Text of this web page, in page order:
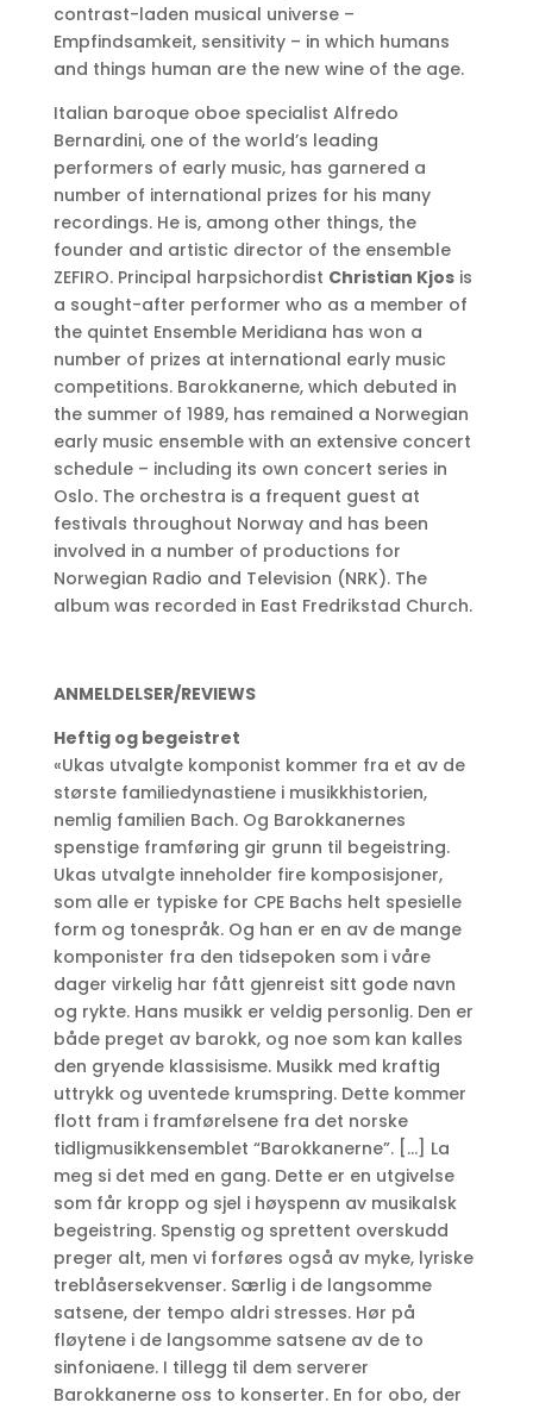
contrast-laden musical universe –
Empfindsamkeit, sensitivity – in which humans
and things human are the new wine of the age.
Italian baroque oboe specialist Alfredo
Bernardini, one of the world’s leading
performers of early music, has garnered a
number of international prizes for his many
recordings. He is, among other things, the
founder and artistic director of the ensemble
ZEFIRO. Principal harpsichordist Christian Kjosis
a sought-after performer who as a member of
the quintet Ensemble Meridiana has won a
number of prizes at international early music
competitions. Barokkanerne, which debuted in
the summer of 1989, has remained a Norwegian
early music ensemble with an extensive concert
schedule – including its own concert series in
Oslo. The orchestra is a frequent guest at
festivals throughout Norway and has been
involved in a number of productions for
Norwegian Radio and Television (NRK). The
album was recorded in East Fredrikstad Church.
ANMELDELSER/REVIEWS
Heftig og begeistret
«Ukas utvalgte komponist kommer fra et av de
største familiedynastiene i musikkhistorien,
nemlig familien Bach. Og Barokkanernes
spenstige framføring gir grunn til begeistring.
Ukas utvalgte inneholder fire komposisjoner,
som alle er typiske for CPE Bachs helt spesielle
form og tonespråk. Og han er en av de mange
komponister fra den tidsepoken som i våre
dager virkelig har fått gjenreist sitt gode navn
og rykte. Hans musikk er veldig personlig. Den er
både preget av barokk, og noe som kan kalles
den gryende klassisisme. Musikk med kraftig
uttrykk og uventede krumspring. Dette kommer
flott fram i framførelsene fra det norske
tidligmusikkensemblet “Barokkanerne”. […] La
meg si det med en gang. Dette er en utgivelse
som får kropp og sjel i høyspenn av musikalsk
begeistring. Spenstig og sprettent overskudd
preger alt, men vi forføres også av myke, lyriske
treblåsersekvenser. Særlig i de langsomme
satsene, der tempo aldri stresses. Hør på
fløytene i de langsomme satsene av de to
sinfoniaene. I tillegg til dem serverer
Barokkanerne oss to konserter. En for obo, der